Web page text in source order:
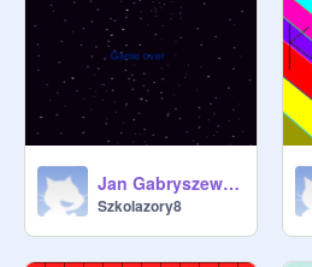
Jan Gabryszewski
Szkolazory8